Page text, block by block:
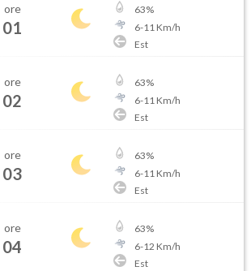
ore
01
63%
6-11 Km/h
Est
ore
02
63%
6-11 Km/h
Est
ore
03
63%
6-11 Km/h
Est
ore
04
63%
6-12 Km/h
Est